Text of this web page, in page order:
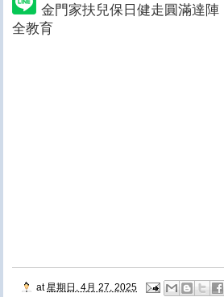
金門家扶兒保日健走圓滿達
全教育
at 星期日, 4月 27, 2025